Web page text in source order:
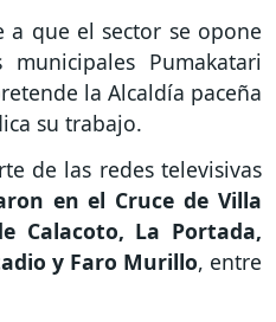
a que el sector se opone
Pumakatari
la Alcaldía paceña
su trabajo.
de las redes televisivas
en el Cruce de Villa
Calacoto, La Portada,
y Faro Murillo, entre